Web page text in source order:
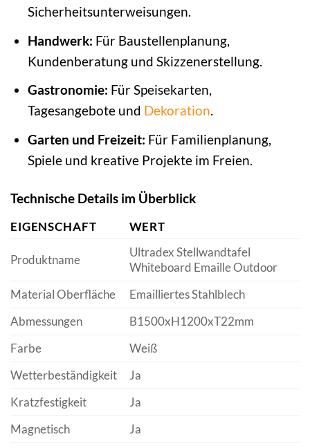
Sicherheitsunterweisungen.
Handwerk: Für Baustellenplanung,
Kundenberatung und Skizzenerstellung.
Gastronomie: Für Speisekarten,
Tagesangebote und Dekoration.
Garten und Freizeit: Für Familienplanung,
Spiele und kreative Projekte im Freien.
Technische Details im Überblick
EIGENSCHAFT WERT
Produktname
Ultradex Stellwandtafel
Whiteboard Emaille Outdoor
Material Oberfläche
Emailliertes Stahlblech
Abmessungen
B1500xH1200xT22mm
Farbe
Weiß
Wetterbeständigkeit
Ja
Kratzfestigkeit
Ja
Magnetisch
Ja